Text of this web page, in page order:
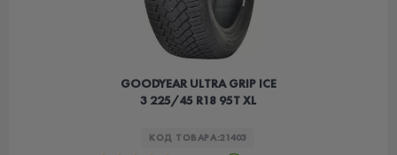
GOODYEAR ULTRA GRIP ICE
3 225/45 R18 95T XL
КОД ТОВАРА:21403